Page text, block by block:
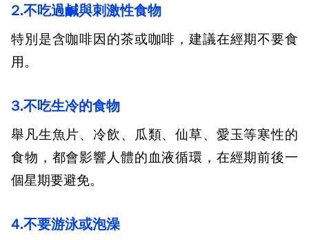
2.不吃過鹹與刺激性食物
特別是含咖啡因的茶或咖啡，建議在經期不要食
用。
3.不吃生冷的食物
舉凡生魚片、冷飲、瓜類、仙草、愛玉等寒性的
食物，都會影響人體的血液循環，在經期前後一
個星期要避免。
4.不要游泳或泡澡